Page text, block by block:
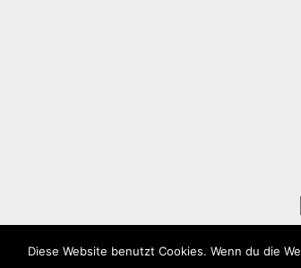
Melde dich gern für
Diese Website benutzt Cookies. Wenn du die